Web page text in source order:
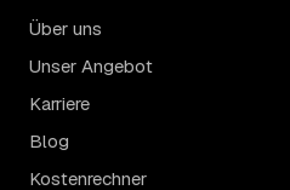
Über uns
Unser Angebot
Karriere
Blog
Kostenrechner